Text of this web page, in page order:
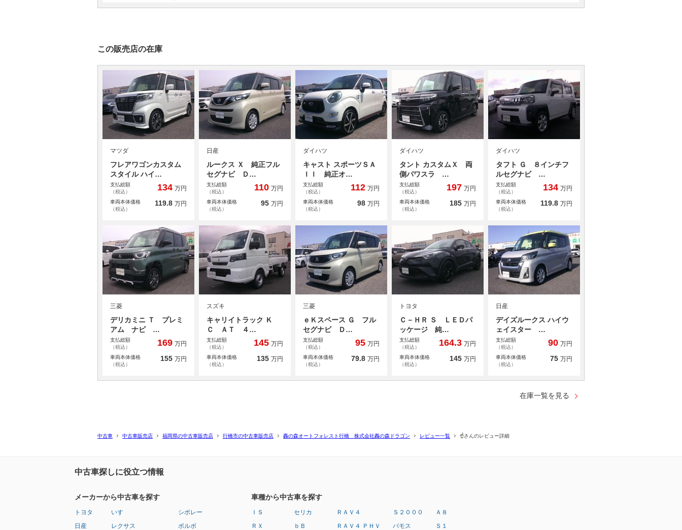
この販売店の在庫
マツダ
フレアワゴンカスタム
スタイル ハイ…
支払総額
（税込）
134 万円
車両本体価格
（税込）
119.8 万円
日産
ルークス Ｘ 純正フル
セグナビ Ｄ…
支払総額
（税込）
110 万円
車両本体価格
（税込）
95 万円
ダイハツ
キャスト スポーツＳＡ
ＩＩ 純正オ…
支払総額
（税込）
112 万円
車両本体価格
（税込）
98 万円
ダイハツ
タント カスタムＸ 両
側パワスラ …
支払総額
（税込）
197 万円
車両本体価格
（税込）
185 万円
ダイハツ
タフト Ｇ ８インチフ
ルセグナビ …
支払総額
（税込）
134 万円
車両本体価格
（税込）
119.8 万円
三菱
デリカミニ Ｔ プレミ
アム ナビ …
支払総額
（税込）
169 万円
車両本体価格
（税込）
155 万円
スズキ
キャリイトラック Ｋ
Ｃ ＡＴ ４…
支払総額
（税込）
145 万円
車両本体価格
（税込）
135 万円
三菱
ｅＫスペース Ｇ フル
セグナビ Ｄ…
支払総額
（税込）
95 万円
車両本体価格
（税込）
79.8 万円
トヨタ
Ｃ－ＨＲ Ｓ ＬＥＤパ
ッケージ 純…
支払総額
（税込）
164.3 万円
車両本体価格
（税込）
145 万円
日産
デイズルークス ハイウ
ェイスター …
支払総額
（税込）
90 万円
車両本体価格
（税込）
75 万円
在庫一覧を見る
中古車 中古車販売店 福岡県の中古車販売店 行橋市の中古車販売店 轟の森オートフォレスト行橋 株式会社轟の森ドラゴン レビュー一覧 ☝️さんのレビュー詳細
中古車探しに役立つ情報
メーカーから中古車を探す
トヨタ
日産
いすゞ
レクサス
シボレー
ボルボ
車種から中古車を探す
ＩＳ
ＲＸ
セリカ
ｂＢ
ＲＡＶ４
ＲＡＶ４ ＰＨＶ
Ｓ２０００
バモス
Ａ８
Ｓ１